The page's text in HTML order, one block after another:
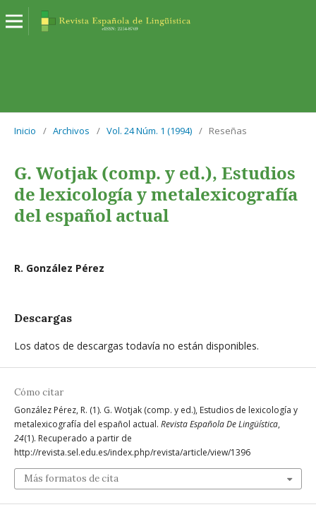
Inicio / Archivos / Vol. 24 Núm. 1 (1994) / Reseñas
G. Wotjak (comp. y ed.), Estudios
de lexicología y metalexicografía
del español actual
R. González Pérez
Descargas
Los datos de descargas todavía no están disponibles.
Cómo citar
González Pérez, R. (1). G. Wotjak (comp. y ed.), Estudios de lexicología y
metalexicografía del español actual. Revista Española De Lingüística,
24(1). Recuperado a partir de
http://revista.sel.edu.es/index.php/revista/article/view/1396
Más formatos de cita